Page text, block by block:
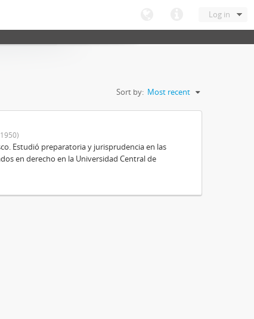
Log in
Sort by: Most recent
Estudió preparatoria y jurisprudencia en las
en derecho en la Universidad Central de